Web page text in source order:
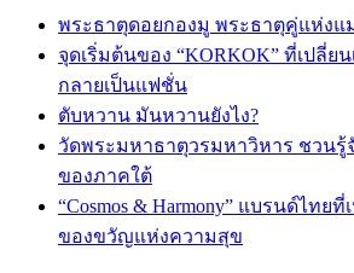
พระธาตุดอยกองมู พระธาตุคู่แห่งแ
จุดเริ่มต้นของ “KORKOK” ที่เปลี่ย
กลายเป็นแฟชั่น
ตับหวาน มันหวานยังไง?
วัดพระมหาธาตุวรมหาวิหาร ชวนรู้
ของภาคใต้
“Cosmos & Harmony” แบรนด์ไทย
ของขวัญแห่งความสุข